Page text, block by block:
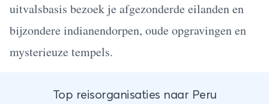
uitvalsbasis bezoek je afgezonderde eilanden en
bijzondere indianendorpen, oude opgravingen en
mysterieuze tempels.
Top reisorganisaties naar Peru